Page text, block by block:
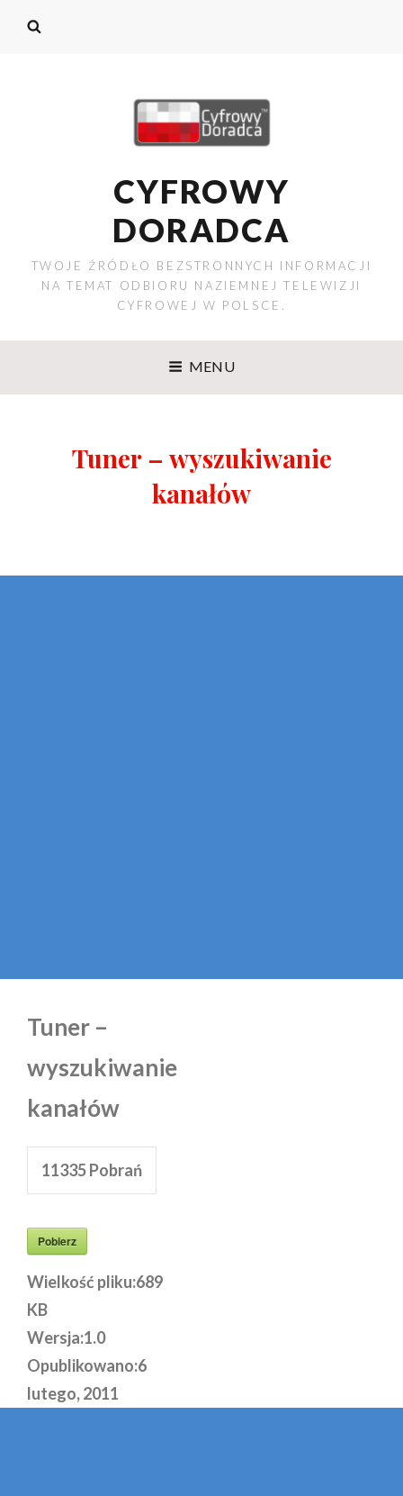
CYFROWY
DORADCA
TWOJE ŹRÓDŁO BEZSTRONNYCH INFORMACJI
NA TEMAT ODBIORU NAZIEMNEJ TELEWIZJI
CYFROWEJ W POLSCE.
MENU
Tuner – wyszukiwanie
kanałów
Tuner –
wyszukiwanie
kanałów
11335Pobrań
Pobierz
Wielkość pliku:689
KB
Wersja:1.0
Opublikowano:6
lutego, 2011